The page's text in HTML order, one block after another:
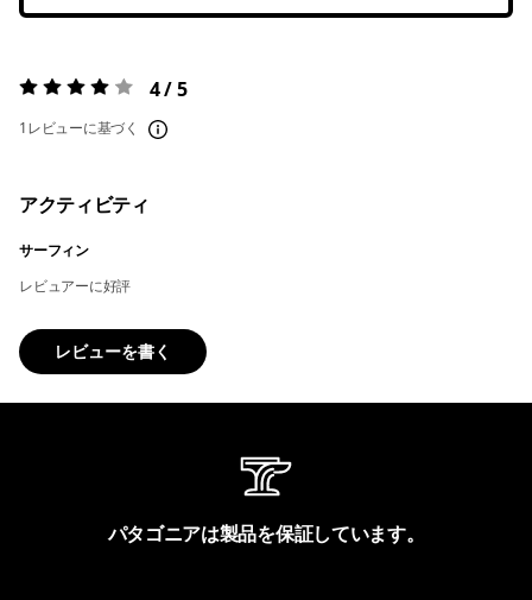
評価:4 / 5 4 / 5
1レビューに基づく
アクティビティ
サーフィン
レビュアーに好評
レビューを書く
パタゴニアは製品を保証しています。